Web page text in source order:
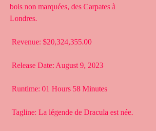
bois non marquées, des Carpates à
Londres.
Revenue: $20,324,355.00
Release Date: August 9, 2023
Runtime: 01 Hours 58 Minutes
Tagline: La légende de Dracula est née.